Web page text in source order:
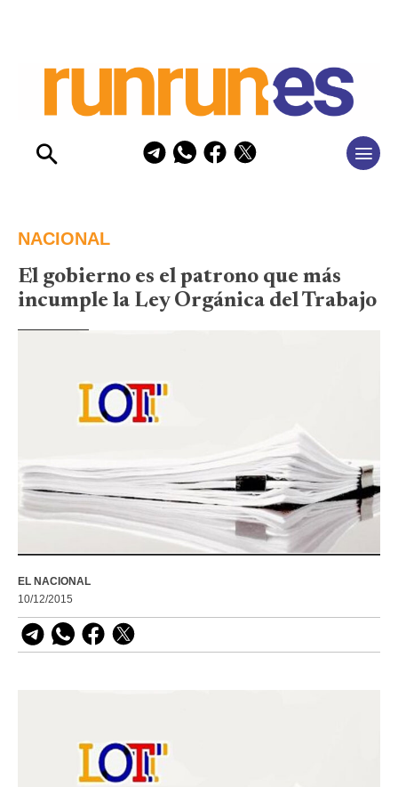
NACIONAL
El gobierno es el patrono que más
incumple la Ley Orgánica del Trabajo
EL NACIONAL
10/12/2015